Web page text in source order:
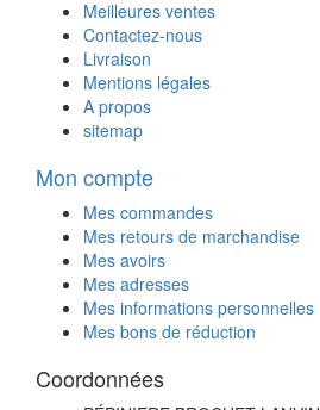
Meilleures ventes
Contactez-nous
Livraison
Mentions légales
A propos
sitemap
Mon compte
Mes commandes
Mes retours de marchandise
Mes avoirs
Mes adresses
Mes informations personnelles
Mes bons de réduction
Coordonnées